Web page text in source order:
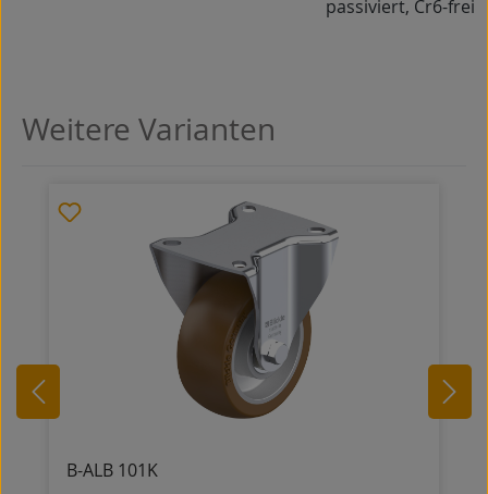
passiviert, Cr6-frei
Produktgalerie überspringen
Weitere Varianten
B-ALB 101K